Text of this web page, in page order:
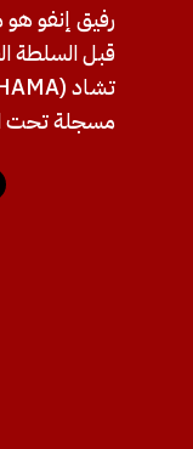
رفيق إنفو
قبل السلطة
مسجلة تحت